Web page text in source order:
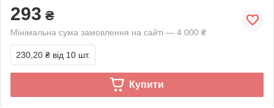
293 ₴
Мінімальна сума замовлення на сайті — 4 000 ₴
230,20 ₴ від 10 шт.
Купити